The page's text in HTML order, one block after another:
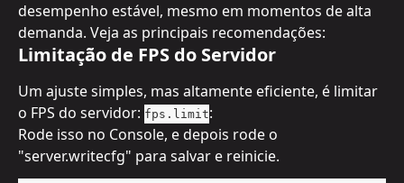
desempenho estável, mesmo em momentos de alta
demanda. Veja as principais recomendações:
Limitação de FPS do Servidor
Um ajuste simples, mas altamente eficiente, é limitar
o FPS do servidor: fps.limit:
Rode isso no Console, e depois rode o
"server.writecfg" para salvar e reinicie.